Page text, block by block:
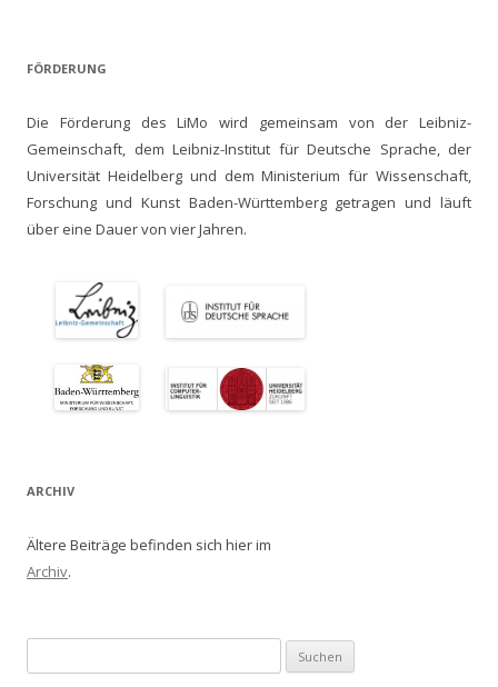
FÖRDERUNG
Die Förderung des LiMo wird gemeinsam von der Leibniz-
Gemeinschaft, dem Leibniz-Institut für Deutsche Sprache, der
Universität Heidelberg und dem Ministerium für Wissenschaft,
Forschung und Kunst Baden-Württemberg getragen und läuft
über eine Dauer von vier Jahren.
ARCHIV
Ältere Beiträge befinden sich hier im
Archiv.
nach: